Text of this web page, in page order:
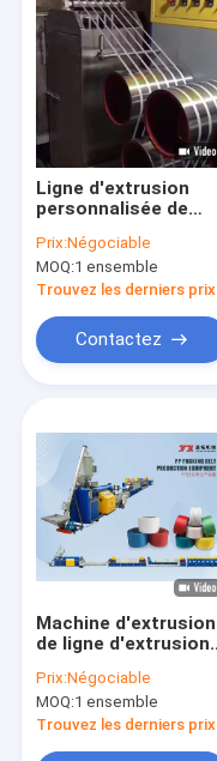
Ligne d'extrusion
personnalisée de
PP avec conception
de vis différente
Prix:Négociable
MOQ:1 ensemble
Trouvez les derniers prix
Contactez
Machine d'extrusion
de ligne d'extrusion
en plastique
polypropylène PP
Prix:Négociable
MOQ:1 ensemble
Trouvez les derniers prix